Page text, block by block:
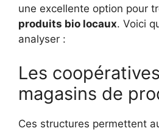
une excellente option pour
produits bio locaux. Voici
analyser :
Les
magasins de
Ces structures permettent